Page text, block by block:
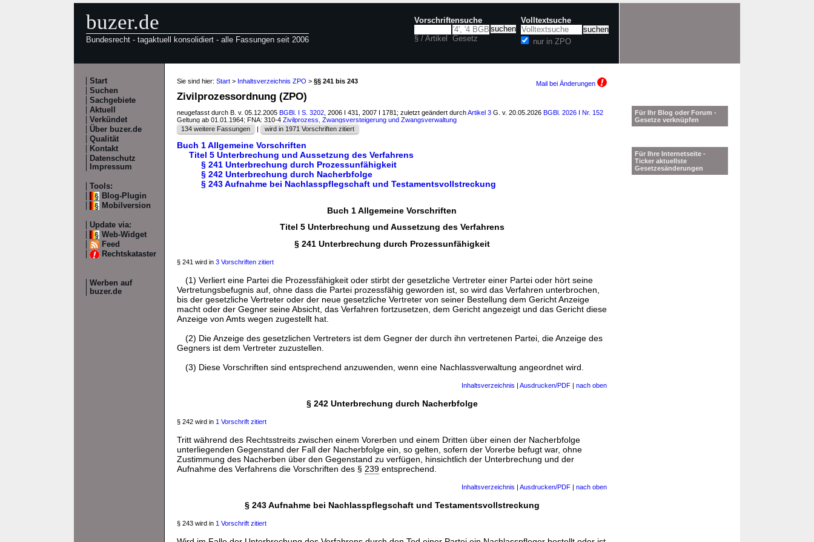
buzer.de
Bundesrecht - tagaktuell konsolidiert - alle Fassungen seit 2006
Vorschriftensuche
§ / Artikel Gesetz
Volltextsuche
nur in ZPO
Start
Suchen
Sachgebiete
Aktuell
Verkündet
Über buzer.de
Qualität
Kontakt
Datenschutz
Impressum
Tools:
Blog-Plugin
Mobilversion
Update via:
Web-Widget
Feed
Rechtskataster
Werben auf
buzer.de
Sie sind hier: Start > Inhaltsverzeichnis ZPO > §§ 241 bis 243 Mail bei Änderungen
Zivilprozessordnung (ZPO)
neugefasst durch B. v. 05.12.2005 BGBl. I S. 3202 , 2006 I 431, 2007 I 1781; zuletzt geändert durchArtikel 3 G. v. 20.05.2026 BGBl. 2026 I Nr. 152
Geltung ab 01.01.1964; FNA: 310-4 Zivilprozess, Zwangsversteigerung und Zwangsverwaltung
134 weitere Fassungen
| wird in 1971 Vorschriften zitiert
Buch 1 Allgemeine Vorschriften
Titel 5 Unterbrechung und Aussetzung des Verfahrens
§ 241 Unterbrechung durch Prozessunfähigkeit
§ 242 Unterbrechung durch Nacherbfolge
§ 243 Aufnahme bei Nachlasspflegschaft und Testamentsvollstreckung
Buch 1 Allgemeine Vorschriften
Titel 5 Unterbrechung und Aussetzung des Verfahrens
§ 241 Unterbrechung durch Prozessunfähigkeit
§ 241 wird in 3 Vorschriften zitiert
(1) Verliert eine Partei die Prozessfähigkeit oder stirbt der gesetzliche Vertreter einer Partei oder hört seine
Vertretungsbefugnis auf, ohne dass die Partei prozessfähig geworden ist, so wird das Verfahren unterbrochen,
bis der gesetzliche Vertreter oder der neue gesetzliche Vertreter von seiner Bestellung dem Gericht Anzeige
macht oder der Gegner seine Absicht, das Verfahren fortzusetzen, dem Gericht angezeigt und das Gericht diese
Anzeige von Amts wegen zugestellt hat.
(2) Die Anzeige des gesetzlichen Vertreters ist dem Gegner der durch ihn vertretenen Partei, die Anzeige des
Gegners ist dem Vertreter zuzustellen.
(3) Diese Vorschriften sind entsprechend anzuwenden, wenn eine Nachlassverwaltung angeordnet wird.
Inhaltsverzeichnis | Ausdrucken/PDF | nach oben
§ 242 Unterbrechung durch Nacherbfolge
§ 242 wird in 1 Vorschrift zitiert
Tritt während des Rechtsstreits zwischen einem Vorerben und einem Dritten über einen der Nacherbfolge
unterliegenden Gegenstand der Fall der Nacherbfolge ein, so gelten, sofern der Vorerbe befugt war, ohne
Zustimmung des Nacherben über den Gegenstand zu verfügen, hinsichtlich der Unterbrechung und der
Aufnahme des Verfahrens die Vorschriften des § 239 entsprechend.
Inhaltsverzeichnis | Ausdrucken/PDF | nach oben
§ 243 Aufnahme bei Nachlasspflegschaft und Testamentsvollstreckung
§ 243 wird in 1 Vorschrift zitiert
Für Ihr Blog oder Forum -
Gesetze verknüpfen
Für Ihre Internetseite -
Ticker aktuellste
Gesetzesänderungen